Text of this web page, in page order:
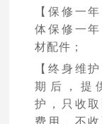
【保修一
体保修一
材配件；
【终身维
期后，提
护，只收
费用，不